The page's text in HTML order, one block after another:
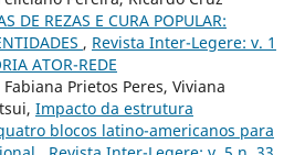
DE REZAS E CURA POPULAR:
, Revista Inter-Legere: v. 1
ATOR-REDE
Prietos Peres, Viviana
Impacto da estrutura
blocos latino-americanos para